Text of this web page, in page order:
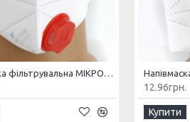
Напівмаска фільтрувальна МІКРОН (К) FFP3 NR з клапаном
12.96грн.
Купити